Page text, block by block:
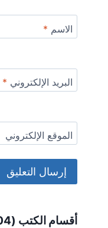
الاسم *
البريد الإلكتروني *
الموقع الإلكتروني
أقسام الكتب (18.504 كتاب)